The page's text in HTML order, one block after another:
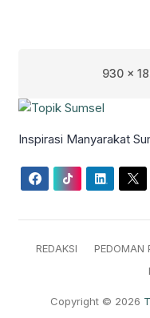
930 x
Inspirasi Manyarakat
REDAKSI
PEDOMAN
Copyright © 2026